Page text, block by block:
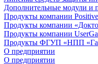
Дополнительные модули и
Продукты компании
Продукты компании
Продукты компании
Продукты ФГУП «НПП
О предприятии
О предприятии